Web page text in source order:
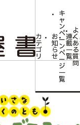
カ
テ
ゴ
リ
お
知
ら
せ
キ
ャ
ン
ペ
ー
ン
ペ
ー
ジ
一
覧
連
載
一
覧
よ
く
あ
る
質
問
<ちいさなかがく